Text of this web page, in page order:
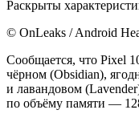
© OnLeaks / Android
Сообщается, что Pixel
чёрном (Obsidian),
и лавандовом
по объёму памяти —